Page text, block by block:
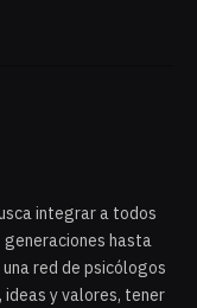
integrar a todos
generaciones hasta
red de psicólogos
ideas y valores, tener